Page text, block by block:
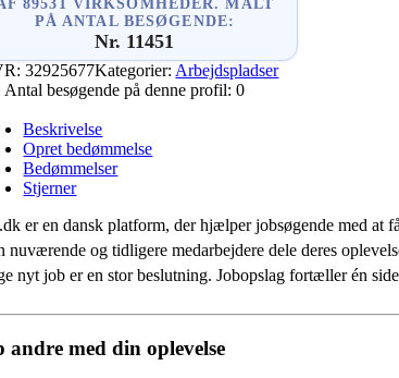
89531 VIRKSOMHEDER. MÅLT
PÅ ANTAL BESØGENDE:
Nr. 11451
32925677Kategorier: Arbejdspladser
Antal besøgende på denne profil: 0
Beskrivelse
Opret bedømmelse
Bedømmelser
Stjerner
er en dansk platform, der hjælper jobsøgende med at
nuværende og tidligere medarbejdere dele deres
nyt job er en stor beslutning. Jobopslag fortæller én
med din oplevelse